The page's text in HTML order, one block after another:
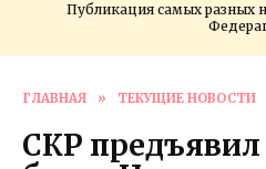
Публикация самых разных
ГЛАВНАЯ » ТЕКУЩИЕ НОВОСТИ
СКР